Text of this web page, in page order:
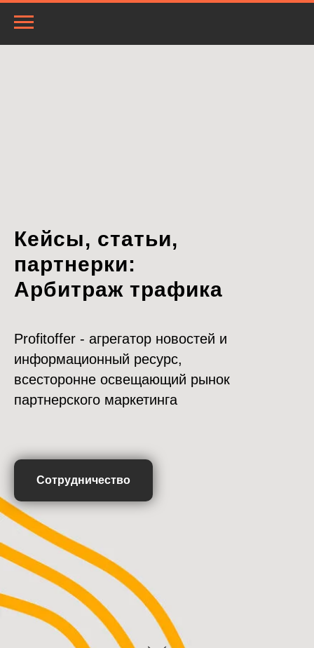
Кейсы, статьи,
партнерки:
Арбитраж трафика
Profitoffer - агрегатор новостей и
информационный ресурс,
всесторонне освещающий рынок
партнерского маркетинга
Сотрудничество